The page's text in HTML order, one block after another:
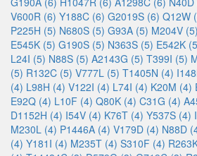
V600R (6) Y188C (6) G2019S (6) Q12W
P225H (5) N680S (5) G93A (5) M204V (5)
E545K (5) G190S (5) N363S (5) E542K
L24I (5) N88S (5) A2143G (5) T399I (5)
(5) R132C (5) V777L (5) T1405N (4)
(4) L98H (4) V122I (4) L74I (4) K20M (4)
E92Q (4) L10F (4) Q80K (4) C31G (4)
D1152H (4) I54V (4) K76T (4) Y537S (4)
M230L (4) P1446A (4) V179D (4) N88D
(4) Y181I (4) M235T (4) S310F (4)